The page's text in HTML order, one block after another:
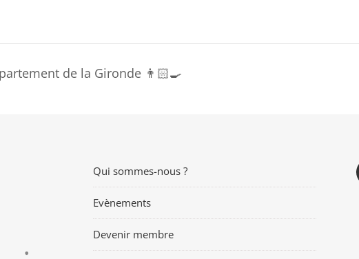
de la Gironde 👨🏻‍🍳
Qui sommes-nous ?
Evènements
Devenir membre